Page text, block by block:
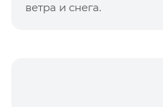
ветра и снега.